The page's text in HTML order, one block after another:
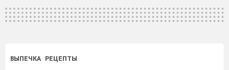
ВЫПЕЧКА РЕЦЕПТЫ